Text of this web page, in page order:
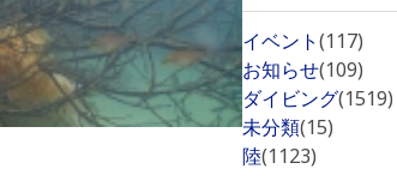
イベント(117)
お知らせ(109)
ダイビング(1519)
未分類(15)
陸(1123)